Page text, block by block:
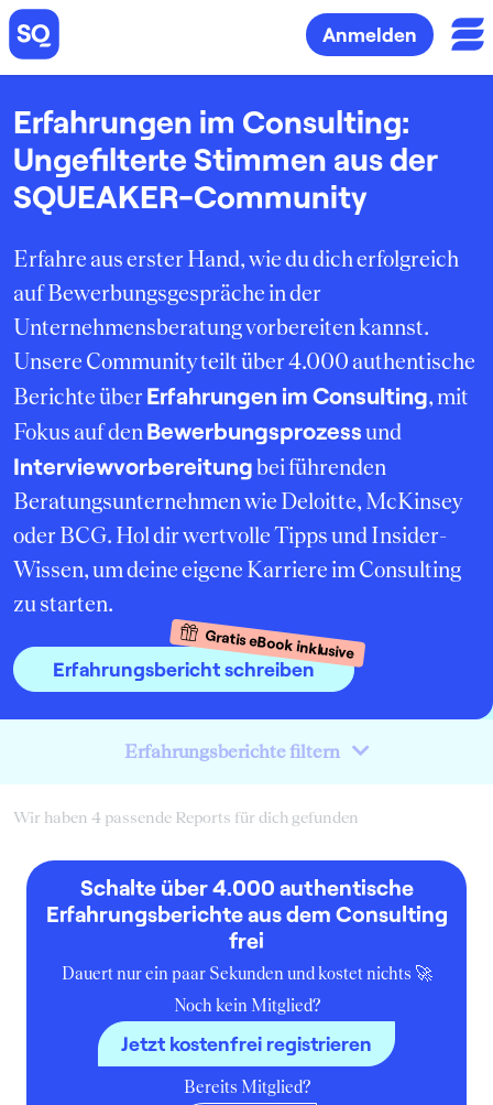
Anmelden
Erfahrungen im Consulting:
Ungefilterte Stimmen aus der
SQUEAKER-Community
Erfahre aus erster Hand, wie du dich erfolgreich
auf Bewerbungsgespräche in der
Unternehmensberatung vorbereiten kannst.
Unsere Community teilt über 4.000 authentische
Berichte überErfahrungen im Consulting, mit
Fokus auf den Bewerbungsprozessund
Interviewvorbereitungbei führenden
Beratungsunternehmen wie Deloitte, McKinsey
oder BCG. Hol dir wertvolle Tipps und Insider-
Wissen, um deine eigene Karriere im Consulting
zu starten.
Erfahrungsbericht schreiben
Gratis eBook inklusive
Erfahrungsberichte filtern
Wir haben 4 passende Reports für dich gefunden
5
BCG Platinion (Consulting)
Schalte über 4.000 authentische
Erfahrungsberichte aus dem Consulting
frei
Dauert nur ein paar Sekunden und kostet nichts 🚀
Noch kein Mitglied?
Jetzt kostenfrei registrieren
Bereits Mitglied?